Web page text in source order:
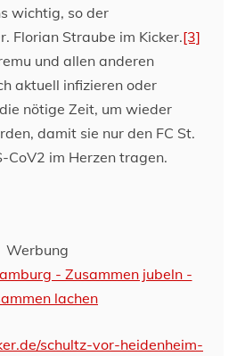
wichtig, so der
Florian Straube im Kicker.[3]
und allen anderen
aktuell infizieren oder
nötige Zeit, um wieder
damit sie nur den FC St.
CoV2 im Herzen tragen.
Werbung
schultz-vor-heidenheim-